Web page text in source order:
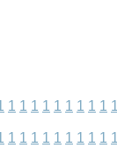
1 1 1 1 1 1 1 1 1 1
1 1 1 1 1 1 1 1 1 1